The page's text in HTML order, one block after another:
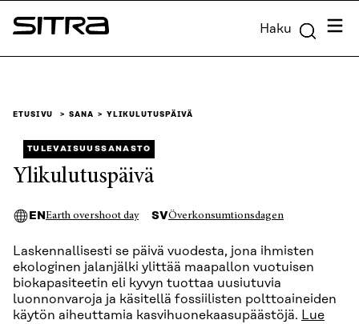
Siirry
suoraan
Sitra Haku
ETUSIVU SANA YLIKULUTUSPÄIVÄ
TULEVAISUUSSANASTO
Ylikulutuspäivä
EN Earth overshoot day SVÖverkonsumtionsdagen
Laskennallisesti se päivä vuodesta, jona ihmisten
ekologinen jalanjälki ylittää maapallon vuotuisen
biokapasiteetin eli kyvyn tuottaa uusiutuvia
luonnonvaroja ja käsitellä fossiilisten polttoaineiden
käytön aiheuttamia kasvihuonekaasupäästöjä. Lue